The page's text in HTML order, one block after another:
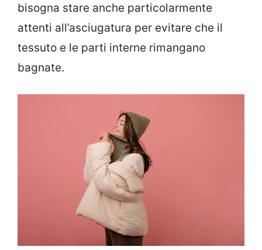
bisogna stare anche particolarmente
attenti all’asciugatura per evitare che il
tessuto e le parti interne rimangano
bagnate.